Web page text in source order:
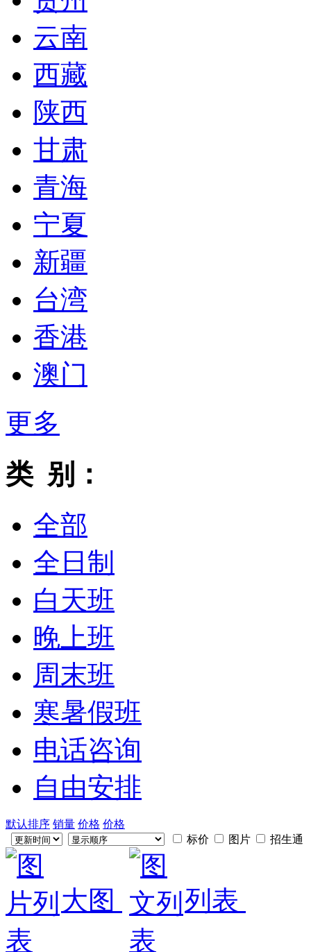
云南
西藏
陕西
甘肃
青海
宁夏
新疆
台湾
香港
澳门
更多
类 别：
全部
全日制
白天班
晚上班
周末班
寒暑假班
电话咨询
自由安排
默认排序 销量 价格 价格
标价
图片 招生通
大图 列表